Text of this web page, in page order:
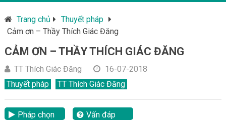
Trang chủ
Thuyết pháp
Cảm ơn – Thầy Thích Giác Đăng
CẢM ƠN – THẦY THÍCH GIÁC ĐĂNG
TT Thích Giác Đăng
16-07-2018
Thuyết pháp
TT Thích Giác Đăng
Pháp chọn
Vấn đáp